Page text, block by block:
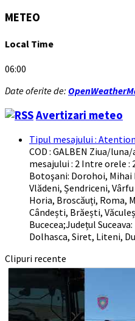
METEO
Local Time
06:00
Date oferite de:
Avertizari meteo
Tipul mesajului :
COD : GALBEN Ziua/
mesajului : 2 Intre orele :
Botoşani: Dorohoi, Mihai
Vlădeni, Șendriceni,
Horia, Broscăuți, Roma,
Cândești, Brăești,
Bucecea;Județul
Dolhasca, Siret, Liteni,
Clipuri recente